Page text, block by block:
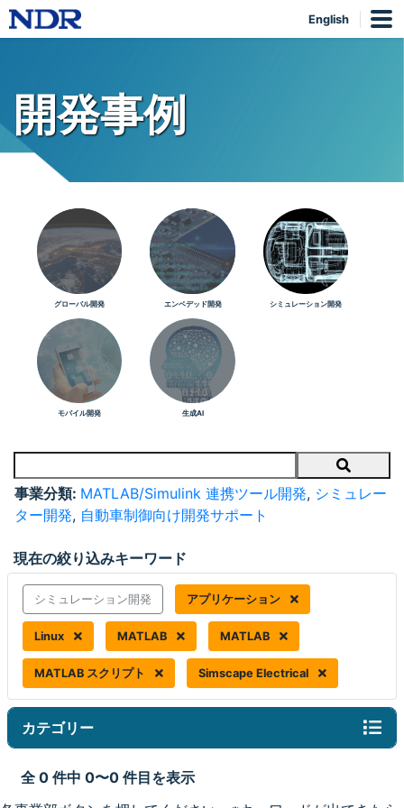
English
開発事例
グローバル開発 エンベデッド開発 シミュレーション開発
モバイル開発 生成AI
Search
事業分類: MATLAB/Simulink 連携ツール開発, シミュレー
ター開発, 自動車制御向け開発サポート
現在の絞り込みキーワード
シミュレーション開発 アプリケーション
Linux MATLAB MATLAB
MATLAB スクリプト Simscape Electrical
カテゴリー
全 0 件中 0〜0 件目を表示